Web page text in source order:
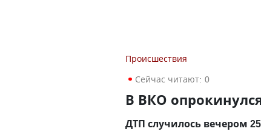
Происшествия
Сейчас читают: 0
В ВКО
ДТП случилось вечером